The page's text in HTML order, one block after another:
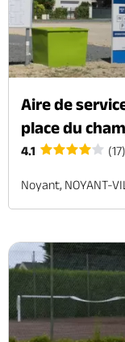
Aire de
place du
4.1 (17)
Noyant, NOYANT-